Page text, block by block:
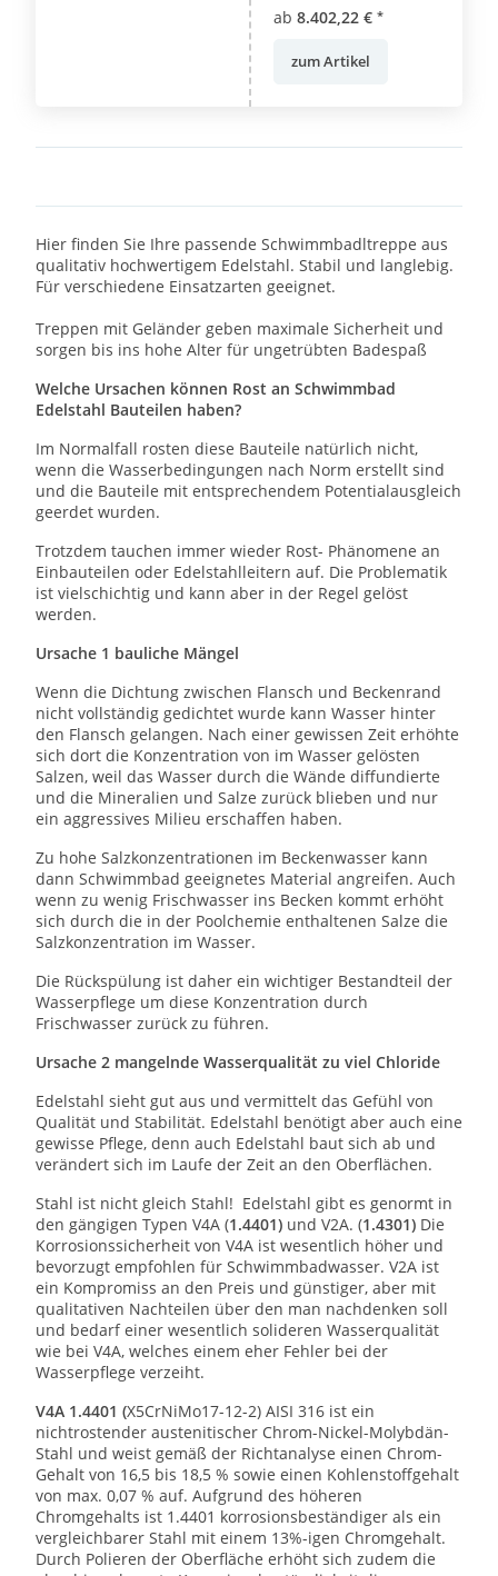
ab 8.402,22 € *
zum Artikel
Hier finden Sie Ihre passende Schwimmbadltreppe aus
qualitativ hochwertigem Edelstahl. Stabil und langlebig.
Für verschiedene Einsatzarten geeignet.
Treppen mit Geländer geben maximale Sicherheit und
sorgen bis ins hohe Alter für ungetrübten Badespaß
Welche Ursachen können Rost an Schwimmbad
Edelstahl Bauteilen haben?
Im Normalfall rosten diese Bauteile natürlich nicht,
wenn die Wasserbedingungen nach Norm erstellt sind
und die Bauteile mit entsprechendem Potentialausgleich
geerdet wurden.
Trotzdem tauchen immer wieder Rost- Phänomene an
Einbauteilen oder Edelstahlleitern auf. Die Problematik
ist vielschichtig und kann aber in der Regel gelöst
werden.
Ursache 1 bauliche Mängel
Wenn die Dichtung zwischen Flansch und Beckenrand
nicht vollständig gedichtet wurde kann Wasser hinter
den Flansch gelangen. Nach einer gewissen Zeit erhöhte
sich dort die Konzentration von im Wasser gelösten
Salzen, weil das Wasser durch die Wände diffundierte
und die Mineralien und Salze zurück blieben und nur
ein aggressives Milieu erschaffen haben.
Zu hohe Salzkonzentrationen im Beckenwasser kann
dann Schwimmbad geeignetes Material angreifen. Auch
wenn zu wenig Frischwasser ins Becken kommt erhöht
sich durch die in der Poolchemie enthaltenen Salze die
Salzkonzentration im Wasser.
Die Rückspülung ist daher ein wichtiger Bestandteil der
Wasserpflege um diese Konzentration durch
Frischwasser zurück zu führen.
Ursache 2 mangelnde Wasserqualität zu viel Chloride
Edelstahl sieht gut aus und vermittelt das Gefühl von
Qualität und Stabilität. Edelstahl benötigt aber auch eine
gewisse Pflege, denn auch Edelstahl baut sich ab und
verändert sich im Laufe der Zeit an den Oberflächen.
Stahl ist nicht gleich Stahl! Edelstahl gibt es genormt in
den gängigen Typen V4A (1.4401) und V2A. (1.4301) Die
Korrosionssicherheit von V4A ist wesentlich höher und
bevorzugt empfohlen für Schwimmbadwasser. V2A ist
ein Kompromiss an den Preis und günstiger, aber mit
qualitativen Nachteilen über den man nachdenken soll
und bedarf einer wesentlich solideren Wasserqualität
wie bei V4A, welches einem eher Fehler bei der
Wasserpflege verzeiht.
V4A 1.4401 (X5CrNiMo17-12-2) AISI 316 ist ein
nichtrostender austenitischer Chrom-Nickel-Molybdän-
Stahl und weist gemäß der Richtanalyse einen Chrom-
Gehalt von 16,5 bis 18,5 % sowie einen Kohlenstoffgehalt
von max. 0,07 % auf. Aufgrund des höheren
Chromgehalts ist 1.4401 korrosionsbeständiger als ein
vergleichbarer Stahl mit einem 13%-igen Chromgehalt.
Durch Polieren der Oberfläche erhöht sich zudem die